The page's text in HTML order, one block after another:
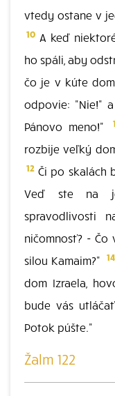
vtedy ostane v
10 A keď
ho spáli, aby
čo je v kúte
odpovie: "Nie!"
Pánovo meno!"
rozbije veľký
12 Či po skalách
Veď ste na
spravodlivosti
ničomnosť? - Čo
silou Kamaim?" 14
dom Izraela,
bude vás
Potok púšte."
Žalm 122